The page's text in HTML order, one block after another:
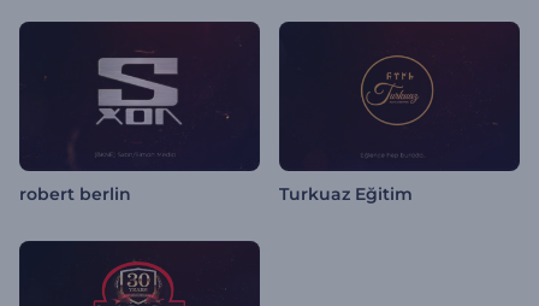
robert berlin Turkuaz Eğitim